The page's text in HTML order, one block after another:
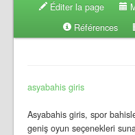
Éditer la page
Références
asyabahis giris
Asyabahis giris, spor
geniş oyun seçenekleri